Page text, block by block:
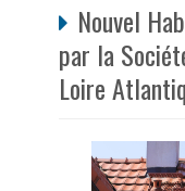
Nouvel
par la
Loire